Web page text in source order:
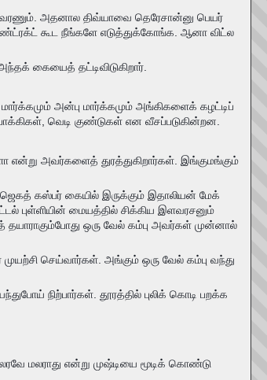
அதனால திவ்யாவை தெரேசான்னு பெயர்
கூட நீங்களே எடுத்துக்கோங்க. ஆனா விட்ல
கையைத் தட்டிவிடுகிறார்.
அன்பு மார்க்கமும் அங்கிகளைக் கழட்டிப்
வெடி குண்டுகள் என வீசப்படுகின்றன.
என்று அவர்களைத் துரத்துகிறார்கள். இங்குமங்கும்
கஸ்பர் கையில் இருக்கும் இதாலியன் மேக்
புள்ளியின் மையத்தில் சிக்கிய இளவரசனும்
தயாராகும்போது ஒரு வேல் கம்பு அவர்கள் முன்னால்
செய்வார்கள். அங்கும் ஒரு வேல் கம்பு வந்து
நிற்பார்கள். தூரத்தில் புலிக் கொடி பறக்க
மலராது என்று முஷ்டியை மூடிக் கொண்டு